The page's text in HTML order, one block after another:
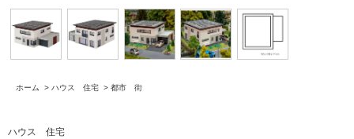
ホーム > ハウス 住宅 > 都市 街
ハウス 住宅